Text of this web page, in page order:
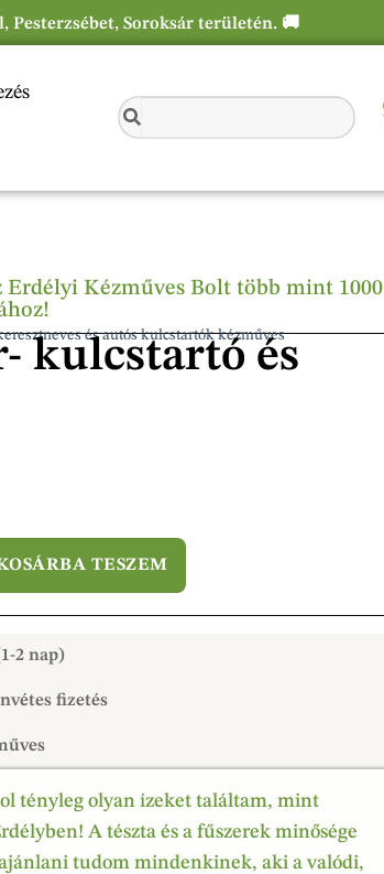
Pesterzsébet, Soroksár területén. 🚚
Erdélyi Kézműves Bolt több mint 1000
és autós kulcstartók kézműves
kulcstartó és
TESZEM
2 nap)
fizetés
tényleg olyan ízeket találtam, mint
A tészta és a fűszerek minősége
tudom mindenkinek, aki a valódi,